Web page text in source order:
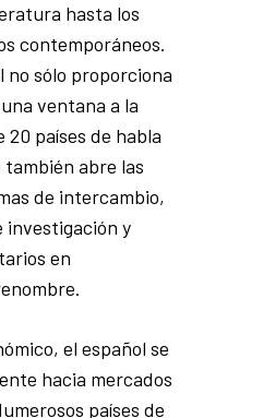
hasta los
contemporáneos.
no sólo proporciona
ventana a la
países de habla
abre las
de intercambio,
investigación y
en
el español se
hacia mercados
países de